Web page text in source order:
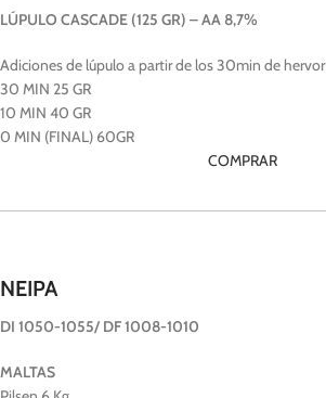
LÚPULO CASCADE (125 GR) – AA 8,7%
Adiciones de lúpulo a partir de los 30min de hervor
30 MIN 25 GR
10 MIN 40 GR
0 MIN (FINAL) 60GR
COMPRAR
NEIPA
DI 1050-1055/ DF 1008-1010
MALTAS